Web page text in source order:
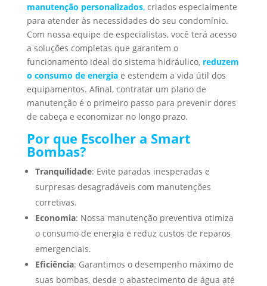
manutenção personalizados,criados especialmente
para atender às necessidades do seu condomínio.
Com nossa equipe de especialistas, você terá acesso
a soluções completas que garantem o
funcionamento ideal do sistema hidráulico, reduzem
o consumo de energiae estendem a vida útil dos
equipamentos. Afinal, contratar um plano de
manutenção é o primeiro passo para prevenir dores
de cabeça e economizar no longo prazo.
Por que Escolher a Smart
Bombas?
Tranquilidade: Evite paradas inesperadas e
surpresas desagradáveis com manutenções
corretivas.
Economia: Nossa manutenção preventiva otimiza
o consumo de energia e reduz custos de reparos
emergenciais.
Eficiência: Garantimos o desempenho máximo de
suas bombas, desde o abastecimento de água até